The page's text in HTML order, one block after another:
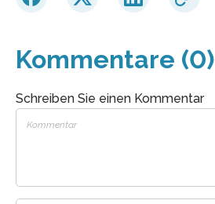
Kommentare (0)
Schreiben Sie einen Kommentar